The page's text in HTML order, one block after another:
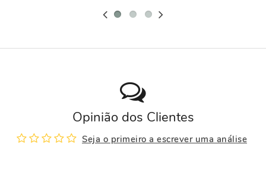
Opinião dos Clientes
Seja o primeiro a escrever uma análise